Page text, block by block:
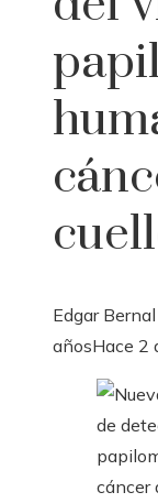
Edgar
añosHace 2